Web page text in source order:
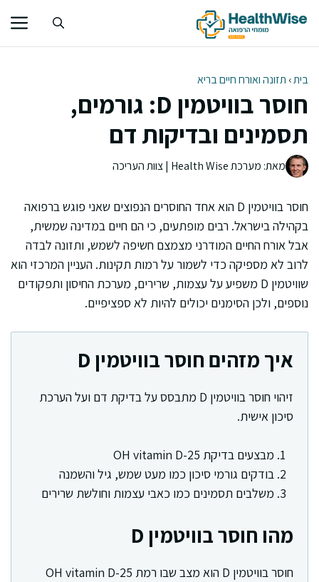
לתוכן
בית› תזונה ואורח חיים בריא
חוסר בוויטמין D: גורמים,
תסמינים ובדיקות דם
מאת: מערכת Health Wise | צוות העריכה
חוסר בוויטמין D הוא אחד החוסרים הנפוצים שאני פוגש ברפואה
בקהילה בישראל. רבים מופתעים, כי הם חיים במדינה שמשית,
אבל אורח החיים המודרני מצמצם חשיפה לשמש, ותזונה לבדה
לרוב לא מספיקה כדי לשמור על רמות תקינות. העניין המרכזי הוא
שוויטמין D משפיע על עצמות, שרירים, מערכת החיסון ותפקודים
נוספים, ולכן הסימנים יכולים להיות לא ספציפיים.
איך מזהים חוסר בוויטמין D
זיהוי חוסר בוויטמין D מתבסס על בדיקת דם ועל הערכת
סיכון אישית.
מבצעים בדיקת 25-OH vitamin D
בודקים גורמי סיכון כמו מעט שמש, גיל והשמנה
משלבים תסמינים כמו כאבי עצמות וחולשת שרירים
מהו חוסר בוויטמין D
חוסר בוויטמין D הוא מצב שבו רמת 25-OH vitamin D